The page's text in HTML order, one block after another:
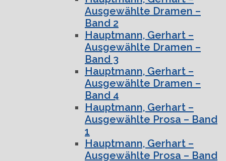
Ausgewählte Dramen –
Band 2
Hauptmann, Gerhart –
Ausgewählte Dramen –
Band 3
Hauptmann, Gerhart –
Ausgewählte Dramen –
Band 4
Hauptmann, Gerhart –
Ausgewählte Prosa – Band
1
Hauptmann, Gerhart –
Ausgewählte Prosa – Band